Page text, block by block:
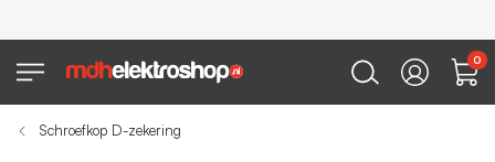
0
Schroefkop D-zekering